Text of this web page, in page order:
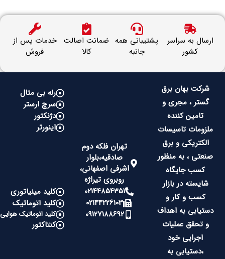
ارسال به سراسر
کشور
پشتیبانی همه
جانبه
ضمانت اصالت
کالا
خدمات پس از
فروش
شرکت بهان برق
گستر ، مجری و
تامین کننده
ملزومات تاسیسات
الکتریکی و برق
صنعتی ، به منظور
کسب جایگاه
شایسته در بازار
کسب و کار و
دستیابی به اهداف
و تحقق عملیات
اجرایی خود
،دستیابی به
تهران فلکه دوم
صادقیه،بلوار
اشرفی اصفهانی،
روبروی تیراژه
02144854351
02144226103
09127188692
رله بی متال
سرچ ارستر
دژنکتور
اینورتر
کلید مینیاتوری
کلید اتوماتیک
کلید اتوماتیک هوایی
کنتاکتور